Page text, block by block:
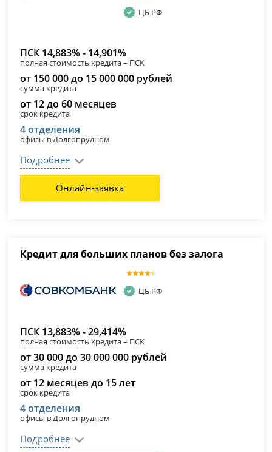
ЦБ РФ
ПСК 14,883% - 14,901%
полная стоимость кредита – ПСК
от 150 000 до 15 000 000 рублей
сумма кредита
от 12 до 60 месяцев
срок кредита
4 отделения
офисы в Долгопрудном
Подробнее
Онлайн-заявка
Кредит для больших планов без залога
ЦБ РФ
ПСК 13,883% - 29,414%
полная стоимость кредита – ПСК
от 30 000 до 30 000 000 рублей
сумма кредита
от 12 месяцев до 15 лет
срок кредита
4 отделения
офисы в Долгопрудном
Подробнее